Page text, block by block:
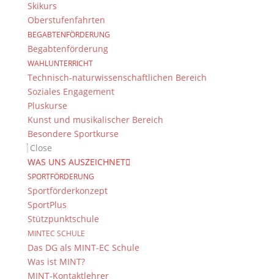
Skikurs
Oberstufenfahrten
BEGABTENFÖRDERUNG
Begabtenförderung
WAHLUNTERRICHT
Technisch-naturwissenschaftlichen Bereich
Soziales Engagement
Pluskurse
Kunst und musikalischer Bereich
Besondere Sportkurse
Close
WAS UNS AUSZEICHNET
SPORTFÖRDERUNG
Sportförderkonzept
SportPlus
Stützpunktschule
MINTEC SCHULE
Das DG als MINT-EC Schule
Was ist MINT?
MINT-Kontaktlehrer